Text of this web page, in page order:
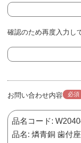
確認のため再度入力し
お問い合わせ内容 必須